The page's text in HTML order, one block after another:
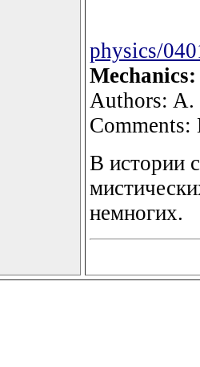
physics/
Authors: A.
Comments:
В истории
немногих.